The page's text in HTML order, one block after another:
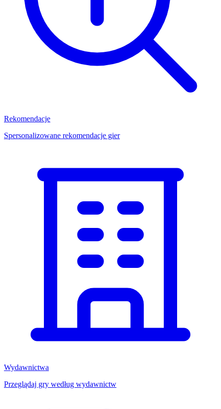
Rekomendacje
Spersonalizowane rekomendacje gier
Wydawnictwa
Przeglądaj gry według wydawnictw